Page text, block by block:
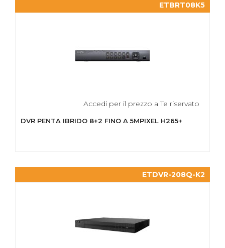
ETBRT08K5
Accedi per il prezzo a Te riservato
DVR PENTA IBRIDO 8+2 FINO A 5MPIXEL H265+
ETDVR-208Q-K2